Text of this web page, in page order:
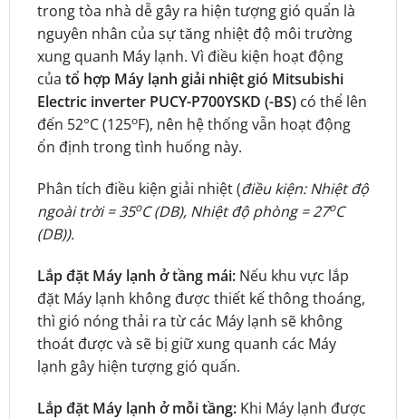
trong tòa nhà dễ gây ra hiện tượng gió quẩn là
nguyên nhân của sự tăng nhiệt độ môi trường
xung quanh Máy lạnh. Vì điều kiện hoạt động
của tổ hợp Máy lạnh giải nhiệt gió Mitsubishi
Electric inverter PUCY-P700YSKD (-BS)có thể lên
đến 52°C (125oF), nên hệ thống vẫn hoạt động
ổn định trong tình huống này.
Phân tích điều kiện giải nhiệt (điều kiện: Nhiệt độ
ngoài trời = 35oC (DB), Nhiệt độ phòng = 27oC
(DB)).
Lắp đặt Máy lạnh ở tầng mái: Nếu khu vực lắp
đặt Máy lạnh không được thiết kế thông thoáng,
thì gió nóng thải ra từ các Máy lạnh sẽ không
thoát được và sẽ bị giữ xung quanh các Máy
lạnh gây hiện tượng gió quấn.
Lắp đặt Máy lạnh ở mỗi tầng: Khi Máy lạnh được